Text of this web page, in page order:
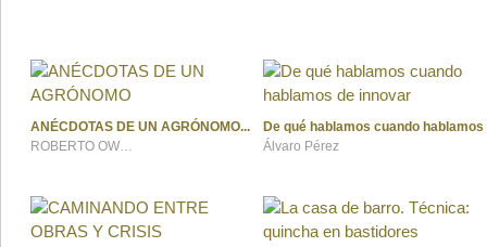
ANÉCDOTAS DE UN AGRÓNOMO
ROBERTO OWEN PITERBARG
De qué hablamos cuando
Álvaro Pérez